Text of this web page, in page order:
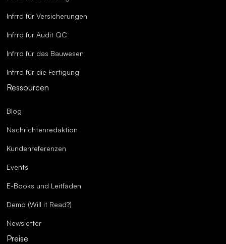
Infrrd für Versicherungen
Infrrd für Audit QC
Infrrd für das Bauwesen
Infrrd für die Fertigung
Ressourcen
Blog
Nachrichtenredaktion
Kundenreferenzen
Events
E-Books und Leitfäden
Demo (Will it Read?)
Newsletter
Preise